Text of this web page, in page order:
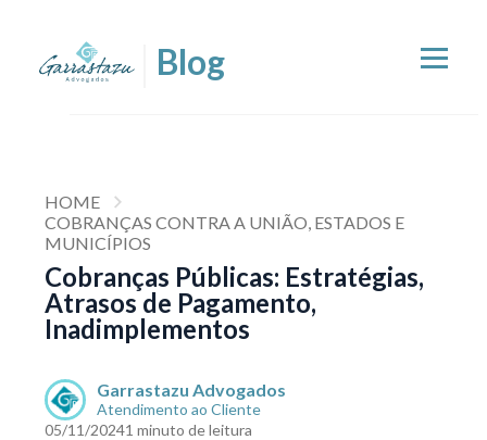
HOME
COBRANÇAS CONTRA A UNIÃO, ESTADOS E
MUNICÍPIOS
Cobranças Públicas: Estratégias,
Atrasos de Pagamento,
Inadimplementos
Garrastazu Advogados
Atendimento ao Cliente
05/11/20241 minuto de leitura